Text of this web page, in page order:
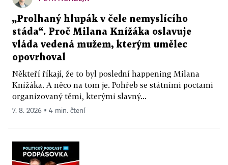
„Prolhaný hlupák v čele nemyslícího
stáda“. Proč Milana Knížáka oslavuje
vláda vedená mužem, kterým umělec
opovrhoval
Někteří říkají, že to byl poslední happening Milana
Knížáka. A něco na tom je. Pohřeb se státními poctami
organizovaný těmi, kterými slavný...
7. 8. 2026 ▪ 4 min. čtení